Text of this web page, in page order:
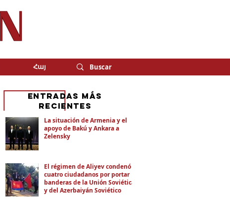
Հայ
La situación de Armenia y el
apoyo de Bakú y Ankara a
Zelensky
El régimen de Aliyev condenó a
cuatro ciudadanos por portar
banderas de la Unión Soviética
y del Azerbaiyán Soviético
eNTRADAS MÁS
RECIENTES